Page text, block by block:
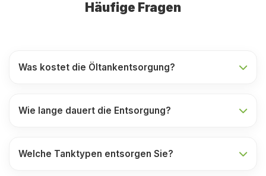
Häufige Fragen
Was kostet die Öltankentsorgung?
Wie lange dauert die Entsorgung?
Welche Tanktypen entsorgen Sie?